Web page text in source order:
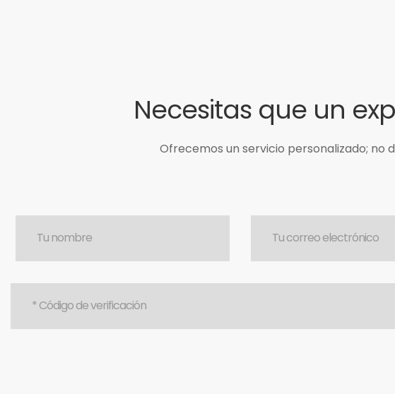
Necesitas que un
Ofrecemos un servicio personalizado;